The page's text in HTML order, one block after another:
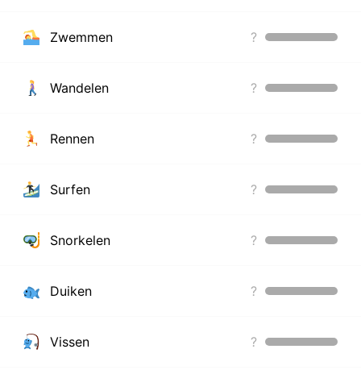
Zwemmen ?
Wandelen ?
Rennen ?
Surfen ?
Snorkelen ?
Duiken ?
Vissen ?